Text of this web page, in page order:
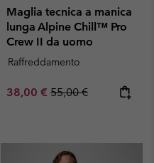
Maglia tecnica a manica
lunga Alpine Chill™ Pro
Crew II da uomo
Raffreddamento
Sale price:
38,00 € Regular price:
55,00 €